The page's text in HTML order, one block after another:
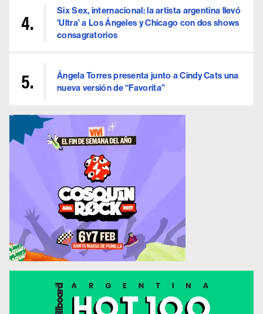
Six Sex, internacional: la artista argentina llevó
'Ultra' a Los Ángeles y Chicago con dos shows
consagratorios
Ángela Torres presenta junto a Cindy Cats una
nueva versión de “Favorita”